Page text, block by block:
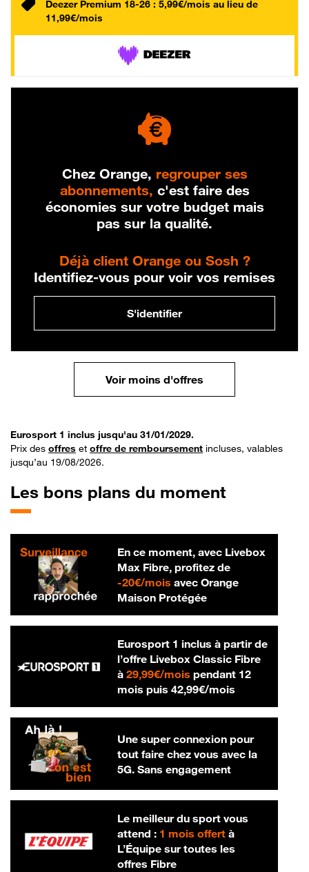
Deezer Premium 18-26 : 5,99€/mois au lieu de
11,99€/mois
Chez Orange, regrouper ses
abonnements, c'est faire des
économies sur votre budget mais
pas sur la qualité.
Déjà client Orange ou Sosh ?
Identifiez-vous pour voir vos remises
S'identifier
Voir moins d'offres
Eurosport 1 inclus jusqu'au 31/01/2029.
Prix des offres et offre de remboursement incluses, valables
jusqu’au 19/08/2026.
Les bons plans du moment
En ce moment, avec Livebox
Max Fibre, profitez de
-20€/mois20 € par mois
avec Orange
Maison Protégée
Eurosport 1 inclus à partir de
l’offre Livebox Classic Fibre
à 29,99€/mois29,99 € par mois
pendant 12
mois puis 42,99€/mois42,99 € par
Une super connexion pour
tout faire chez vous avec la
5G. Sans engagement
Le meilleur du sport vous
attend : 1 mois offertà
L’Équipe sur toutes les
offres Fibre